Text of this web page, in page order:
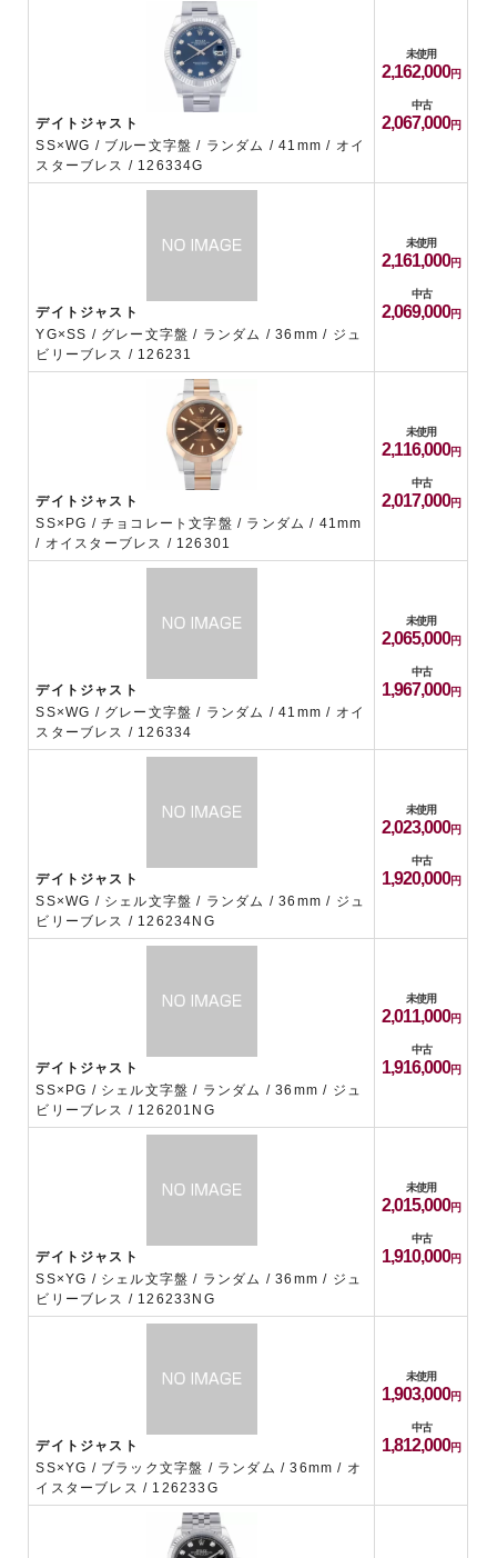
デイトジャスト
SS×WG / ブルー文字盤 / ランダム / 41mm / オイ
スターブレス / 126334G
未使用
2,162,000
中古
2,067,000
デイトジャスト
YG×SS / グレー文字盤 / ランダム / 36mm / ジュ
ビリーブレス / 126231
未使用
2,161,000
中古
2,069,000
デイトジャスト
SS×PG / チョコレート文字盤 / ランダム / 41mm
/ オイスターブレス / 126301
未使用
2,116,000
中古
2,017,000
デイトジャスト
SS×WG / グレー文字盤 / ランダム / 41mm / オイ
スターブレス / 126334
未使用
2,065,000
中古
1,967,000
デイトジャスト
SS×WG / シェル文字盤 / ランダム / 36mm / ジュ
ビリーブレス / 126234NG
未使用
2,023,000
中古
1,920,000
デイトジャスト
SS×PG / シェル文字盤 / ランダム / 36mm / ジュ
ビリーブレス / 126201NG
未使用
2,011,000
中古
1,916,000
デイトジャスト
SS×YG / シェル文字盤 / ランダム / 36mm / ジュ
ビリーブレス / 126233NG
未使用
2,015,000
中古
1,910,000
デイトジャスト
SS×YG / ブラック文字盤 / ランダム / 36mm / オ
イスターブレス / 126233G
未使用
1,903,000
中古
1,812,000